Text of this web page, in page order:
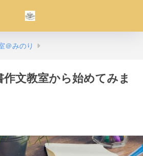
＠みのり
文教室から始めてみま